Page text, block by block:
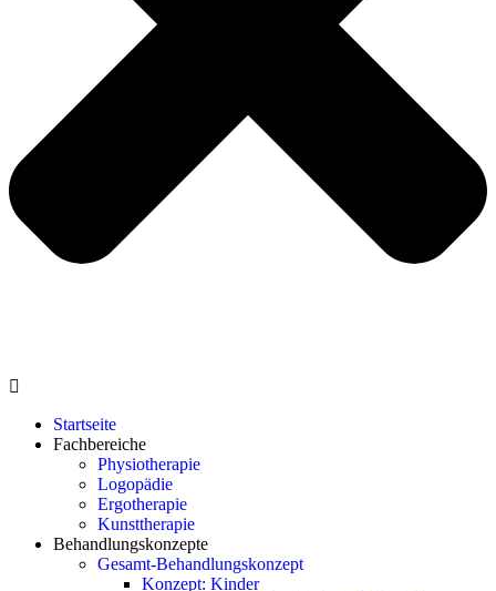
Startseite
Fachbereiche
Physiotherapie
Logopädie
Ergotherapie
Kunsttherapie
Behandlungskonzepte
Gesamt-Behandlungskonzept
Konzept: Kinder